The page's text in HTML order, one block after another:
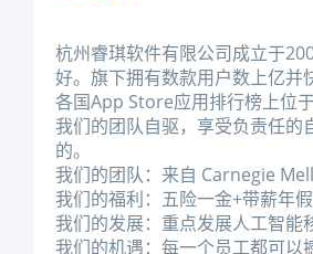
杭州睿琪软件有限公司成立于
好。旗下拥有数款用户数上亿
各国AppStore应用排行榜上位于
我们的团队自驱，享受负责任的
的。
我们的团队：来自
我们的福利：五险一金+带薪年
我们的发展：重点发展人工智能
我们的机遇：每一个员工都可以